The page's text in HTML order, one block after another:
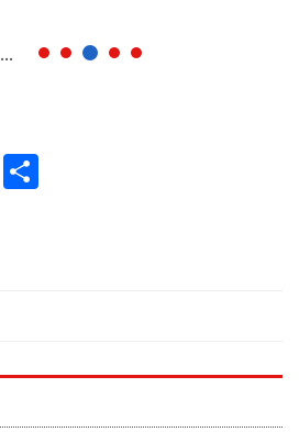
...
Li